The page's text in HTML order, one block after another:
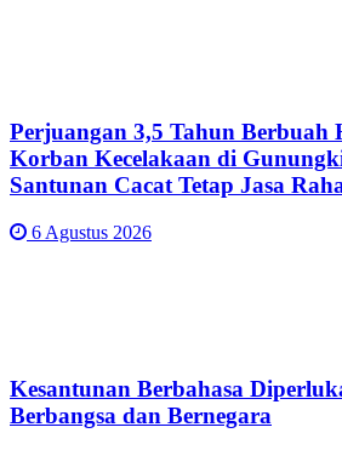
Perjuangan 3,5 Tahun Berbuah
Korban Kecelakaan di
Santunan Cacat Tetap Jasa
6 Agustus 2026
Kesantunan Berbahasa
Berbangsa dan Bernegara